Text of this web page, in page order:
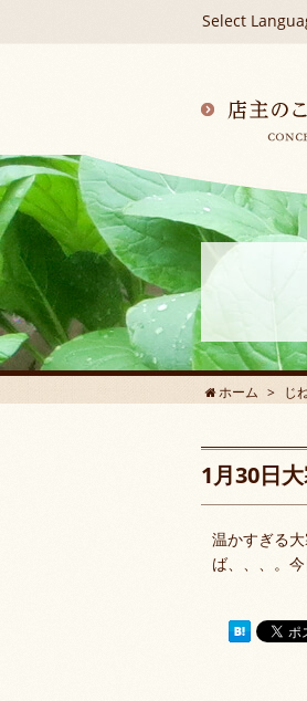
Select
ホーム じ
1月30日
温かすぎる
ば、、、。